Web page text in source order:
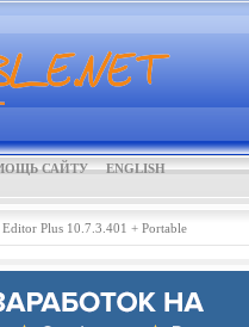
САЙТУ ENGLISH
Plus 10.7.3.401 + Portable